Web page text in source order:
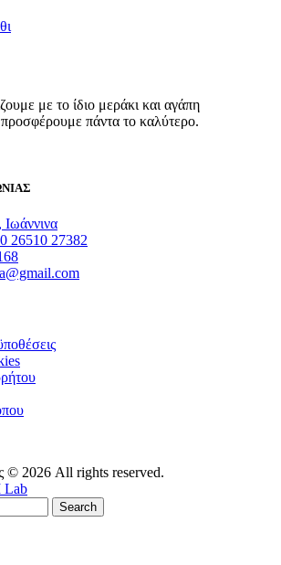
με το ίδιο μεράκι και αγάπη
προσφέρουμε πάντα το καλύτερο.
26510 27382
© 2026 All rights reserved.
Lab
Search